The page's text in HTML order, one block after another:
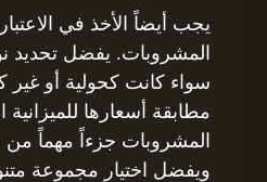
يجب أيضاً الأخذ في
المشروبات. يفضل تحديد
سواء كانت كحولية أو غير
مطابقة أسعارها
المشروبات جزءاً مهماً من
ويفضل اختيار مجموعة